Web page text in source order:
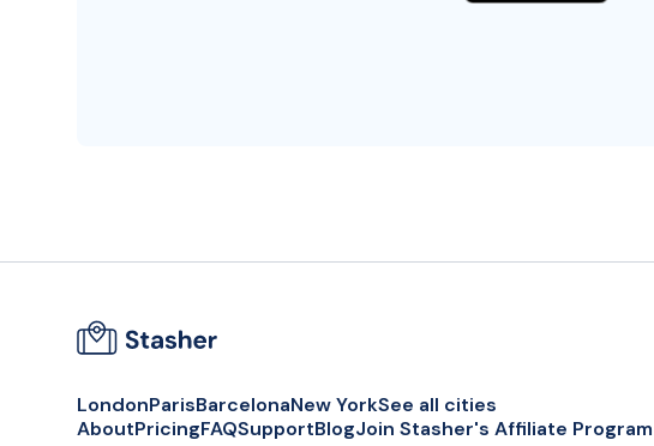
LondonParisBarcelonaNew YorkSee all cities
AboutPricingFAQSupportBlogJoin Stasher's Affiliate Program